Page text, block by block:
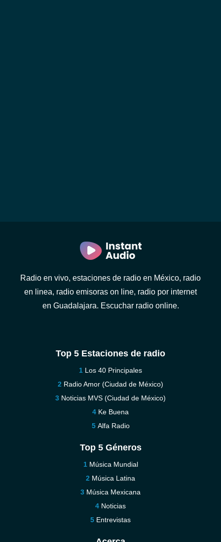
Radio en vivo, estaciones de radio en México, radio
en linea, radio emisoras on line, radio por internet
en Guadalajara. Escuchar radio online.
Top 5 Estaciones de radio
Los 40 Principales
Radio Amor (Ciudad de México)
Noticias MVS (Ciudad de México)
Ke Buena
Alfa Radio
Top 5 Géneros
Música Mundial
Música Latina
Música Mexicana
Noticias
Entrevistas